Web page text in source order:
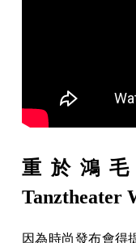
重於鴻毛
Tanztheater
因為時尚發布會得